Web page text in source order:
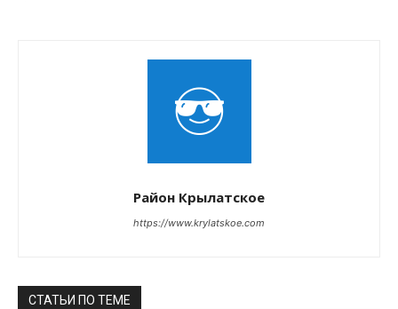
Район Крылатское
https://www.krylatskoe.com
СТАТЬИ ПО ТЕМЕ